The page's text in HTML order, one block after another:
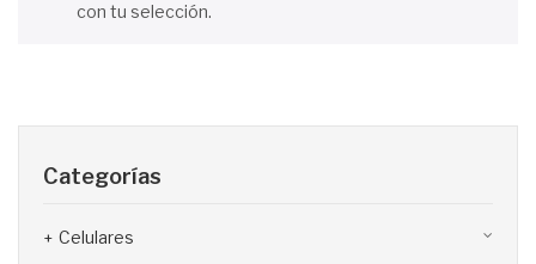
con tu selección.
Categorías
Celulares